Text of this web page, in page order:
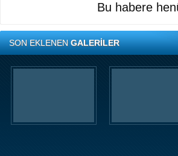
Bu habere
SON EKLENENGALERİLER